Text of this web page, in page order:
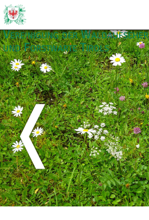
Vereinigung der Waldaufseher
und Forstwarte Tirols
❬